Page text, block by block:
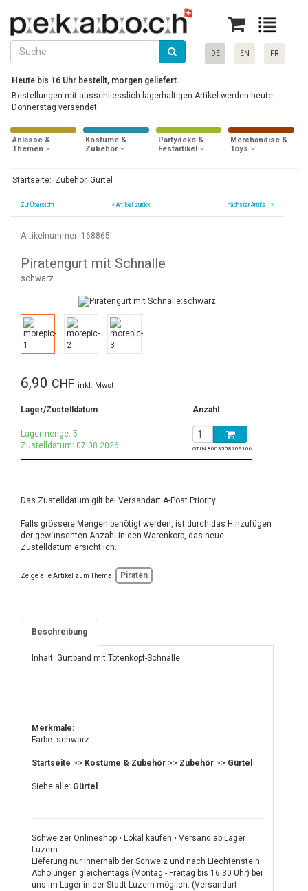
DE EN FR
Heute bis 16 Uhr bestellt, morgen geliefert.
Bestellungen mit ausschliesslich lagerhaltigen Artikel werden heute
Donnerstag versendet.
Anlässe &
Themen
Kostüme &
Zubehör
Partydeko &
Festartikel
Merchandise &
Toys
Startseite: Zubehör Gürtel
Zur Übersicht «Artikel zurück nächster Artikel »
Artikelnummer: 168865
Piratengurt mit Schnalle
schwarz
6,90 CHF inkl. Mwst
Lager/Zustelldatum Anzahl
Lagermenge: 5
Zustelldatum: 07.08.2026
GTIN:8003558709106
Das Zustelldatum gilt bei Versandart A-Post Priority
Falls grössere Mengen benötigt werden, ist durch das Hinzufügen
der gewünschten Anzahl in den Warenkorb, das neue
Zustelldatum ersichtlich.
Zeige alle Artikel zum Thema: Piraten
Beschreibung
Inhalt: Gurtband mit Totenkopf-Schnalle.
Merkmale:
Farbe: schwarz
Startseite >> Kostüme & Zubehör >> Zubehör >> Gürtel
Siehe alle: Gürtel
Schweizer Onlineshop • Lokal kaufen • Versand ab Lager
Luzern
Lieferung nur innerhalb der Schweiz und nach Liechtenstein.
Abholungen gleichentags (Montag - Freitag bis 16:30 Uhr) bei
uns im Lager in der Stadt Luzern möglich. (Versandart